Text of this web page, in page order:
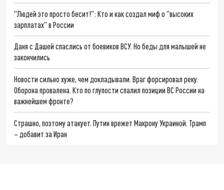
"Людей это просто бесит!": Кто и как создал миф о "высоких
зарплатах" в России
Даня с Дашей спаслись от боевиков ВСУ. Но беды для малышей не
закончились
Новости сильно хуже, чем докладывали. Враг форсировал реку.
Оборона провалена. Кто по глупости спалил позиции ВС России на
важнейшем фронте?
Страшно, поэтому атакует. Путин врежет Макрону Украиной. Трамп
– добавит за Иран